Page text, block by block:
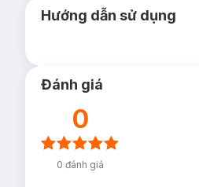
Hướng dẫn sử dụng
Đánh giá
0
0 đánh giá